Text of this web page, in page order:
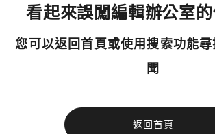
看起來誤闖編輯辦公室
您可以返回首頁或使用搜索功能
聞
返回首頁
今日熱門
使用以下帳號繼續
您已閒置5分鐘，請點擊關閉按鈕或空白
今日熱門